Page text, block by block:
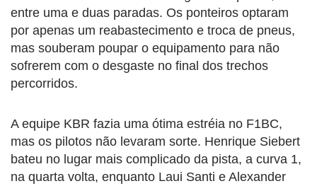
entre uma e duas paradas. Os ponteiros optaram
por apenas um reabastecimento e troca de pneus,
mas souberam poupar o equipamento para não
sofrerem com o desgaste no final dos trechos
percorridos.
A equipe KBR fazia uma ótima estréia no F1BC,
mas os pilotos não levaram sorte. Henrique Siebert
bateu no lugar mais complicado da pista, a curva 1,
na quarta volta, enquanto Laui Santi e Alexander